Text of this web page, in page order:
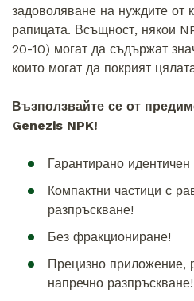
задоволяване на нуждите от
рапицата. Всъщност, някои
20-10) могат да съдържат
които могат да покрият
Възползвайте се от
Genezis NPK!
Гарантирано
Компактни частици с
разпръскване!
Без фракциониране!
Прецизно приложение,
напречно разпръскване!